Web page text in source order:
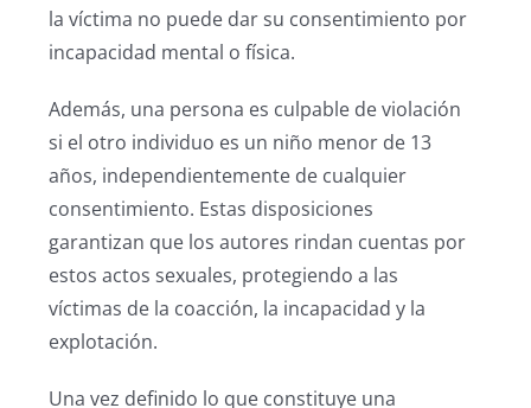
la víctima no puede dar su consentimiento por
incapacidad mental o física.
Además, una persona es culpable de violación
si el otro individuo es un niño menor de 13
años, independientemente de cualquier
consentimiento. Estas disposiciones
garantizan que los autores rindan cuentas por
estos actos sexuales, protegiendo a las
víctimas de la coacción, la incapacidad y la
explotación.
Una vez definido lo que constituye una